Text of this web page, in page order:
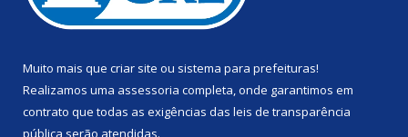
Muito mais que criar site ou sistema para prefeituras!
Realizamos uma assessoria completa, onde garantimos em
contrato que todas as exigências das leis de transparência
pública serão atendidas.